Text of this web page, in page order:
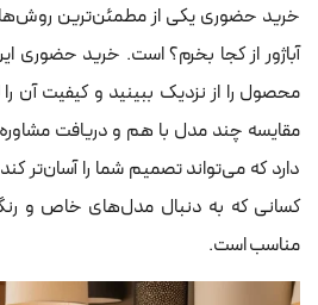
خرید حضوری یکی از مطمئن‌ترین
آباژور از کجا بخرم؟ است. خرید حضوری
محصول را از نزدیک ببینید و کیفیت آن
مقایسه چند مدل با هم و دریافت
دارد که می‌تواند تصمیم شما را آسان‌تر
کسانی که به دنبال مدل‌های خاص و
مناسب است.